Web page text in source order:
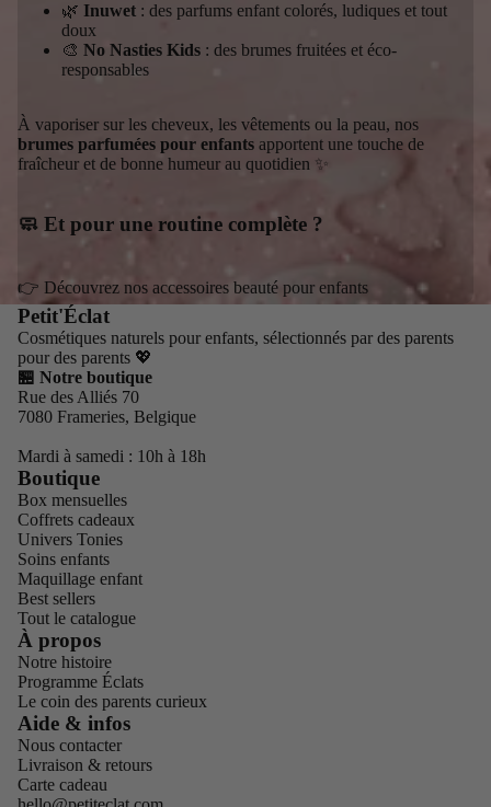
🌿 Inuwet : des parfums enfant colorés, ludiques et tout
doux
🎨 No Nasties Kids : des brumes fruitées et éco-
responsables
À vaporiser sur les cheveux, les vêtements ou la peau, nos
brumes parfumées pour enfants apportent une touche de
fraîcheur et de bonne humeur au quotidien ✨
🧼 Et pour une routine complète ?
👉 Découvrez nos accessoires beauté pour enfants
Petit'Éclat
Cosmétiques naturels pour enfants, sélectionnés par des parents
pour des parents 💖
🏪 Notre boutique
Rue des Alliés 70
7080 Frameries, Belgique
Mardi à samedi : 10h à 18h
Boutique
Box mensuelles
Coffrets cadeaux
Univers Tonies
Soins enfants
Maquillage enfant
Best sellers
Tout le catalogue
À propos
Notre histoire
Programme Éclats
Le coin des parents curieux
Aide & infos
Nous contacter
Livraison & retours
Carte cadeau
Politique de confidentialité
Conditions d’utilisation
Politique de remboursement